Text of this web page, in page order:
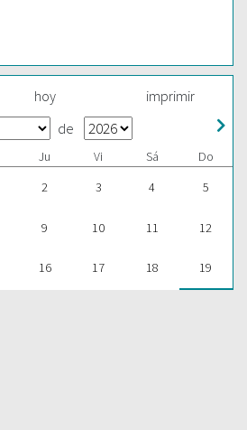
hoy imprimir
de
Ju Vi Sá
Do
2 3 4 5
9 10 11 12
16 17 18 19